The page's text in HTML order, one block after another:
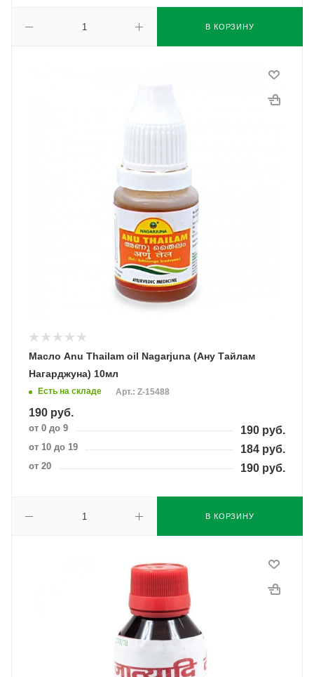
В КОРЗИНУ
Масло Anu Thailam oil Nagarjuna (Ану Тайлам
Нагарджуна) 10мл
Есть на складе Арт.: Z-15488
190 руб.
от 0 до 9 190 руб.
от 10 до 19 184 руб.
от 20 190 руб.
В КОРЗИНУ